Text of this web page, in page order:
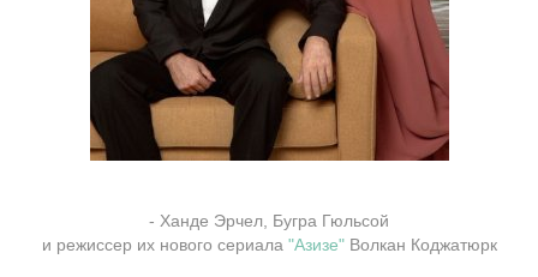
- Ханде Эрчел, Бугра Гюльсой
и режиссер их нового сериала "Азизе" Волкан Коджатюрк